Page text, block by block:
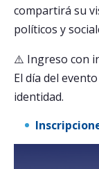
compartirá su
políticos y
⚠️ Ingreso con
El día del
identidad.